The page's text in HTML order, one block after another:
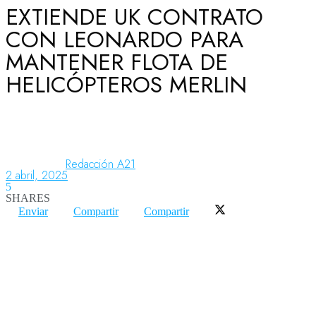
Aerolíneas
Aeronáutica
EXTIENDE UK CONTRATO
CON LEONARDO PARA
MANTENER FLOTA DE
HELICÓPTEROS MERLIN
Redacción A21
2 abril, 2025
5
SHARES
Enviar
Compartir Compartir